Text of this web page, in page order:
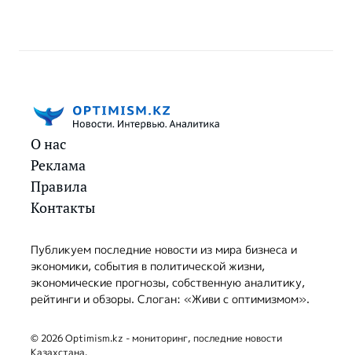
О нас
Реклама
Правила
Контакты
Публикуем последние новости из мира бизнеса и
экономики, события в политической жизни,
экономические прогнозы, собственную аналитику,
рейтинги и обзоры. Слоган: «Живи с оптимизмом».
© 2026 Optimism.kz - мониторинг, последние новости